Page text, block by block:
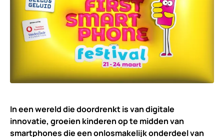
In een wereld die doordrenkt is van digitale
innovatie, groeien kinderen op te midden van
smartphones die een onlosmakelijk onderdeel van